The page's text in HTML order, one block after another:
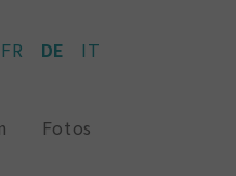
FR DE IT
Fotos